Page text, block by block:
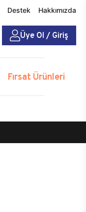
Destek Hakkımızda
Üye Ol / Giriş
Fırsat Ürünleri